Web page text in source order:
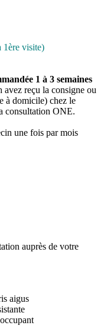
1ère visite)
1 à 3 semaines
avez reçu la consigne ou
à domicile) chez le
consultation ONE.
une fois par mois
auprès de votre
aigus